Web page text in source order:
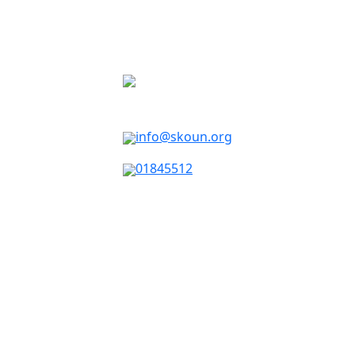
info@skoun.org
01845512